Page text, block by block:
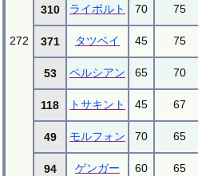
272
310 ライボルト 70 75
371 タツベイ 45 75
53 ペルシアン 65 70
118 トサキント 45 67
49 モルフォン 70 65
94 ゲンガー 60 65